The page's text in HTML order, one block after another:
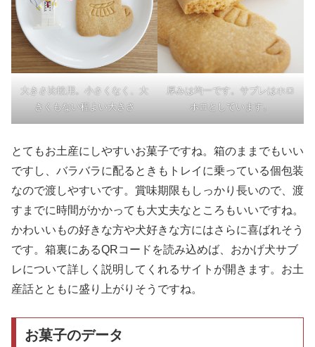
大きさ比較用。小さくなく、大
きくもない程よい大きさ
厚みは均一です。サブレはホロ
ホロとしています。
とてもお土産にしやすいお菓子ですね。箱のままでもいい
ですし、バラバラに配るときもトレイに乗っている個包装
なので渡しやすいです。賞味期限もしっかり長いので、渡
すまでに時間がかかっても大丈夫なところもいいですね。
かわいいもの好きな方や犬好きな方にはさらに喜ばれそう
です。箱裏にあるQRコードを読み込めば、おかげ犬サブ
レについて詳しく説明してくれるサイトが開きます。お土
産話とともに盛り上がりそうですね。
お菓子のデータ